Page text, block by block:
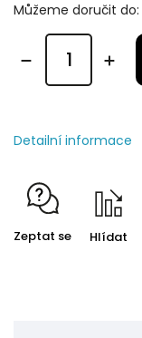
Můžeme doručit do:
Detailní informace
Zeptat se Hlídat